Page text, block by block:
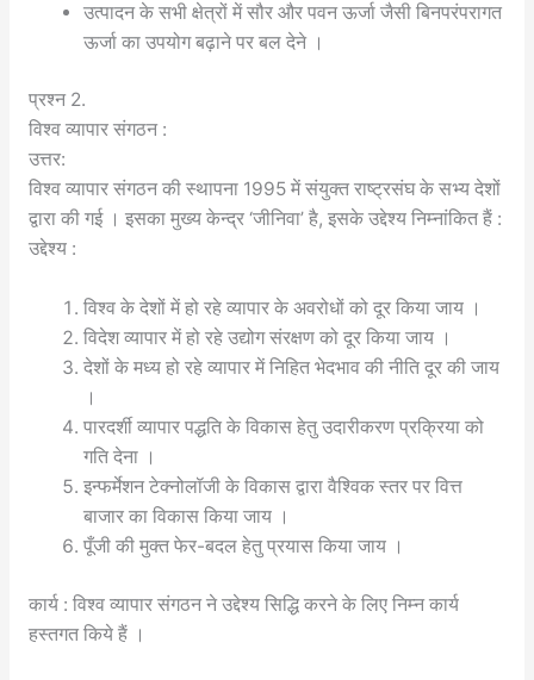
उत्पादन के सभी क्षेत्रों में सौर और पवन ऊर्जा जैसी बिनपरंपरागत
ऊर्जा का उपयोग बढ़ाने पर बल देने ।
प्रश्न 2.
विश्व व्यापार संगठन :
उत्तर:
विश्व व्यापार संगठन की स्थापना 1995 में संयुक्त राष्ट्रसंघ के सभ्य देशों
द्वारा की गई । इसका मुख्य केन्द्र ‘जीनिवा’ है, इसके उद्देश्य निम्नांकित हैं :
उद्देश्य :
विश्व के देशों में हो रहे व्यापार के अवरोधों को दूर किया जाय ।
विदेश व्यापार में हो रहे उद्योग संरक्षण को दूर किया जाय ।
देशों के मध्य हो रहे व्यापार में निहित भेदभाव की नीति दूर की जाय
।
पारदर्शी व्यापार पद्धति के विकास हेतु उदारीकरण प्रक्रिया को
गति देना ।
इन्फर्मेशन टेक्नोलॉजी के विकास द्वारा वैश्विक स्तर पर वित्त
बाजार का विकास किया जाय ।
पूँजी की मुक्त फेर-बदल हेतु प्रयास किया जाय ।
कार्य : विश्व व्यापार संगठन ने उद्देश्य सिद्धि करने के लिए निम्न कार्य
हस्तगत किये हैं ।